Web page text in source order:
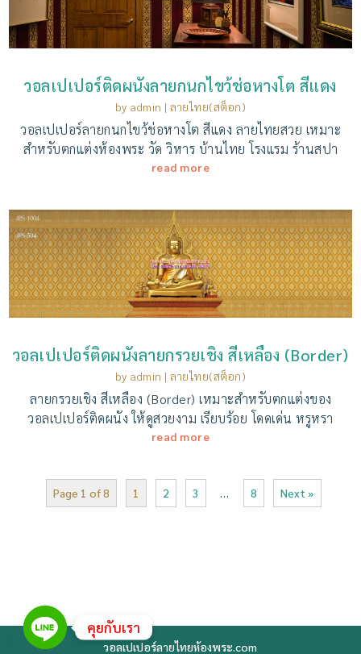
วอลเปเปอร์ติดผนังลายกนกไขว้ช่อหางโต สีแดง
by admin |ลายไทย(สต็อก)
วอลเปเปอร์ลายกนกไขว้ช่อหางโต สีแดง ลายไทยสวย เหมาะ
สำหรับตกแต่งห้องพระ วัด วิหาร บ้านไทย โรงแรม ร้านสปา
read more
วอลเปเปอร์ติดผนังลายกรวยเชิง สีเหลือง (Border)
by admin |ลายไทย(สต็อก)
ลายกรวยเชิง สีเหลือง (Border) เหมาะสำหรับตกแต่งของ
วอลเปเปอร์ติดผนัง ให้ดูสวยงาม เรียบร้อย โดดเด่น หรูหรา
read more
Page 1 of 8 1 2 3 … 8 Next »
วอลเปเปอร์ลายไทยห้องพระ.com
คุยกับเรา